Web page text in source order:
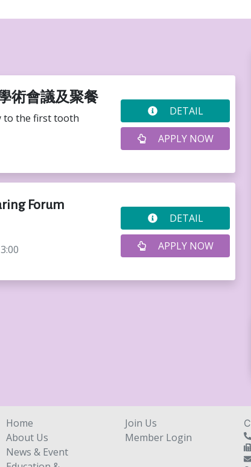
術會議及聚餐
to the first tooth
DETAIL
APPLY NOW
Forum
DETAIL
APPLY NOW
Home
About Us
News & Event
Join Us
Member Login